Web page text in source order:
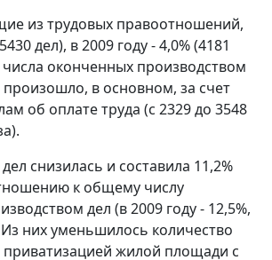
из трудовых правоотношений,
дел), в 2009 году - 4,0% (4181
оконченных производством
в основном, за счет
об оплате труда (с 2329 до 3548
снизилась и составила 11,2%
к общему числу
дел (в 2009 году - 12,5%,
них уменьшилось количество
приватизацией жилой площади с